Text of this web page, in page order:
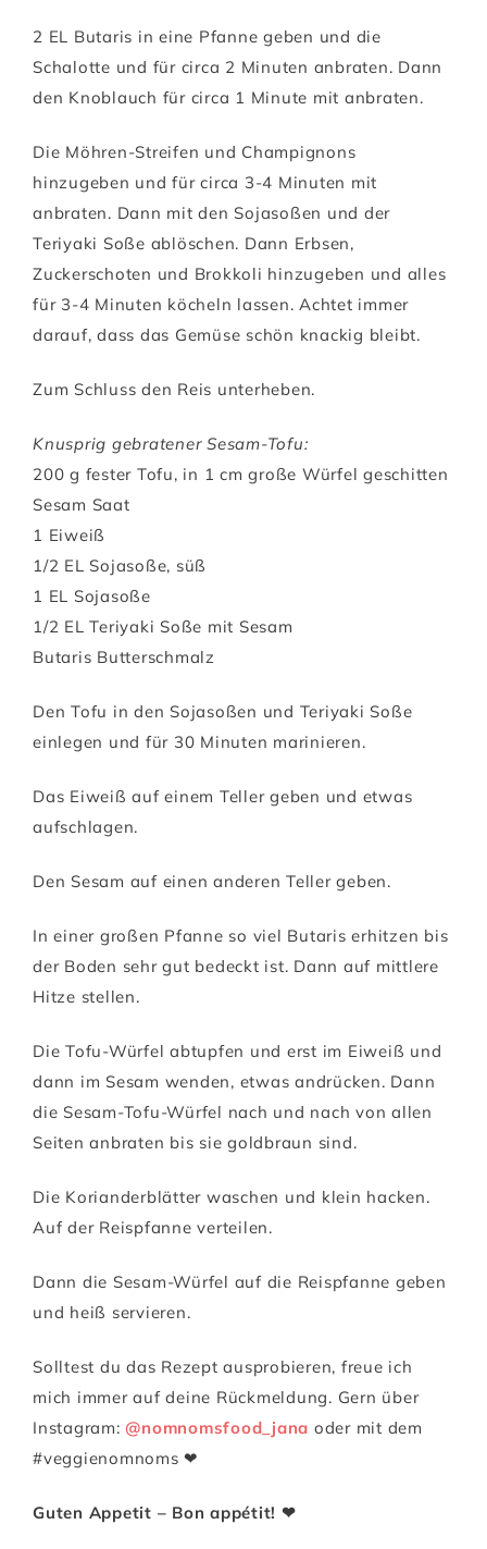
2 EL Butaris in eine Pfanne geben und die
Schalotte und für circa 2 Minuten anbraten. Dann
den Knoblauch für circa 1 Minute mit anbraten.
Die Möhren-Streifen und Champignons
hinzugeben und für circa 3-4 Minuten mit
anbraten. Dann mit den Sojasoßen und der
Teriyaki Soße ablöschen. Dann Erbsen,
Zuckerschoten und Brokkoli hinzugeben und alles
für 3-4 Minuten köcheln lassen. Achtet immer
darauf, dass das Gemüse schön knackig bleibt.
Zum Schluss den Reis unterheben.
Knusprig gebratener Sesam-Tofu:
200 g fester Tofu, in 1 cm große Würfel geschitten
Sesam Saat
1 Eiweiß
1/2 EL Sojasoße, süß
1 EL Sojasoße
1/2 EL Teriyaki Soße mit Sesam
Butaris Butterschmalz
Den Tofu in den Sojasoßen und Teriyaki Soße
einlegen und für 30 Minuten marinieren.
Das Eiweiß auf einem Teller geben und etwas
aufschlagen.
Den Sesam auf einen anderen Teller geben.
In einer großen Pfanne so viel Butaris erhitzen bis
der Boden sehr gut bedeckt ist. Dann auf mittlere
Hitze stellen.
Die Tofu-Würfel abtupfen und erst im Eiweiß und
dann im Sesam wenden, etwas andrücken. Dann
die Sesam-Tofu-Würfel nach und nach von allen
Seiten anbraten bis sie goldbraun sind.
Die Korianderblätter waschen und klein hacken.
Auf der Reispfanne verteilen.
Dann die Sesam-Würfel auf die Reispfanne geben
und heiß servieren.
Solltest du das Rezept ausprobieren, freue ich
mich immer auf deine Rückmeldung. Gern über
Instagram: @nomnomsfood_jana oder mit dem
#veggienomnoms ❤
Guten Appetit – Bon appétit! ❤